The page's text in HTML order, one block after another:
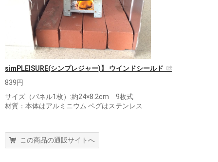
simPLEISURE(シンプレジャー)】 ウインドシールド
839円
サイズ（パネル1枚）:約24×8.2cm 9枚式
材質：本体はアルミニウム ペグはステンレス
この商品の通販サイトへ